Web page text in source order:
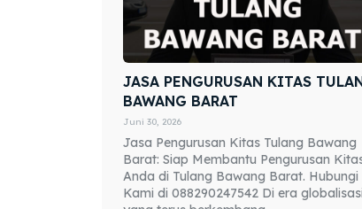
destinations
destinations
JASA PENGURUSAN KITAS
BAWANG BARAT
Juni 30, 2026
Jasa Pengurusan Kitas Tulang Bawang
Barat: Siap Membantu Pengurusan
Anda di Tulang Bawang Barat. Hubungi
Kami di 088290247542 Di era globalisasi